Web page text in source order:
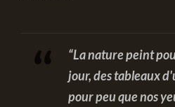
“La nature peint
jour, des tableaux
pour peu que nos